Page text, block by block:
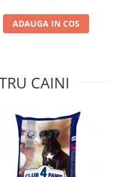
ADAUGA IN COS
CAINI